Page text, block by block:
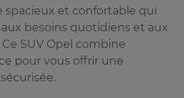
spacieux et confortable qui
besoins quotidiens et aux
SUV Opel combine
pour vous offrir une